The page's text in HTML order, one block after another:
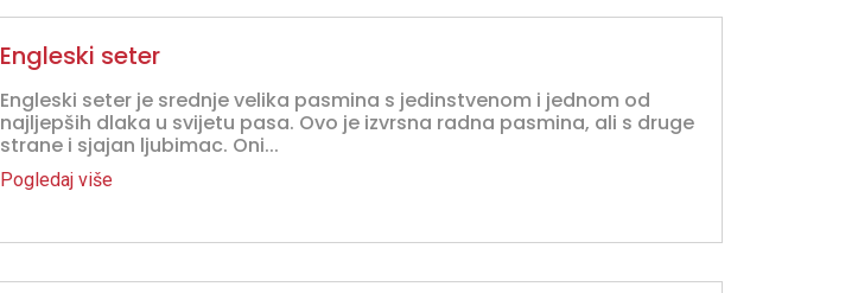
Engleski seter
Engleski seter je srednje velika pasmina s jedinstvenom i jednom od
najljepših dlaka u svijetu pasa. Ovo je izvrsna radna pasmina, ali s druge
strane i sjajan ljubimac. Oni...
Pogledaj više